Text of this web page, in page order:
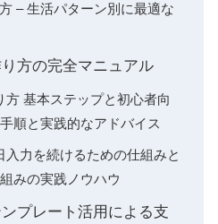
– 生活パターン別に最適な
方の完全マニュアル
方 基本ステップと初心者向
順と実践的なアドバイス
力を続けるための仕組みと
みの実践ノウハウ
プレート活用による支